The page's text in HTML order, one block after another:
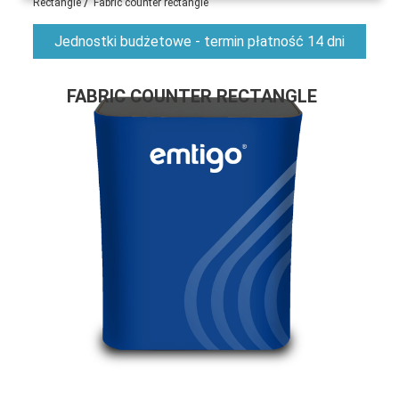
Rectangle
Fabric counter rectangle
Jednostki budżetowe - termin płatność 14 dni
FABRIC COUNTER RECTANGLE